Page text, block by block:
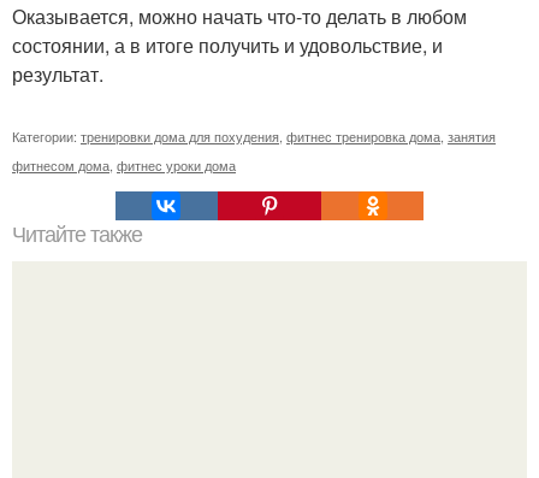
Оказывается, можно начать что-то делать в любом
состоянии, а в итоге получить и удовольствие, и
результат.
Категории: тренировки дома для похудения фитнес тренировка дома занятия
фитнесом дома фитнес уроки дома
Читайте также